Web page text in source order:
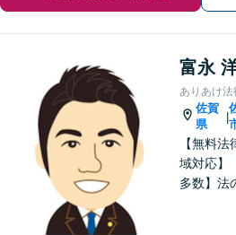
富永
ありあけ法
佐賀
県
|
【無料
域対応】
多数】法